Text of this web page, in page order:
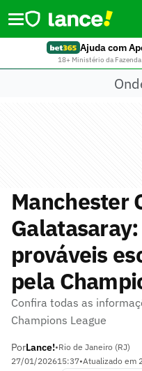
Ajuda com
18+ Ministério da
Manchester
prováveis
pela
Confira todas as
Champions League
PorLance!•Rio de Janeiro (RJ)
27/01/202615:37•Atualizado em